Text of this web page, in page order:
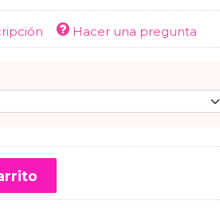
Hacer una pregunta